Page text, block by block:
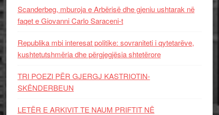
Scanderbeg, mburoja e Arbërisë dhe gjeniu ushtarak në
faqet e Giovanni Carlo Saraceni-t
Republika mbi interesat politike: sovraniteti i qytetarëve,
kushtetutshmëria dhe përgjegjësia shtetërore
TRI POEZI PËR GJERGJ KASTRIOTIN-
SKËNDERBEUN
LETËR E ARKIVIT TE NAUM PRIFTIT NË